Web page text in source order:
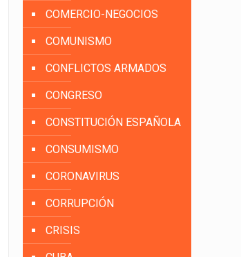
COMERCIO-NEGOCIOS
COMUNISMO
CONFLICTOS ARMADOS
CONGRESO
CONSTITUCIÓN ESPAÑOLA
CONSUMISMO
CORONAVIRUS
CORRUPCIÓN
CRISIS